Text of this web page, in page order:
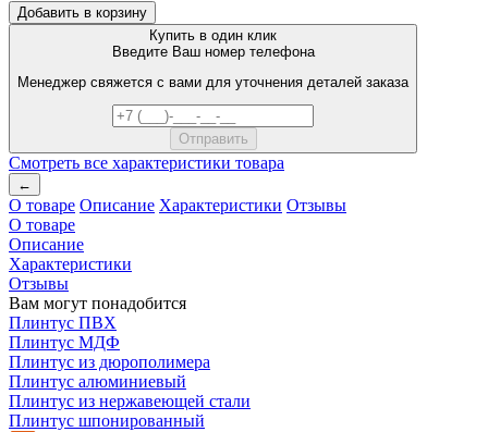
Добавить в корзину
Купить в один клик
Введите Ваш номер телефона
Менеджер свяжется с вами для уточнения деталей заказа
Смотреть все характеристики товара
←
О товаре Описание Характеристики Отзывы
О товаре
Описание
Характеристики
Отзывы
Вам могут понадобится
Плинтус ПВХ
Плинтус МДФ
Плинтус из дюрополимера
Плинтус алюминиевый
Плинтус из нержавеющей стали
Плинтус шпонированный